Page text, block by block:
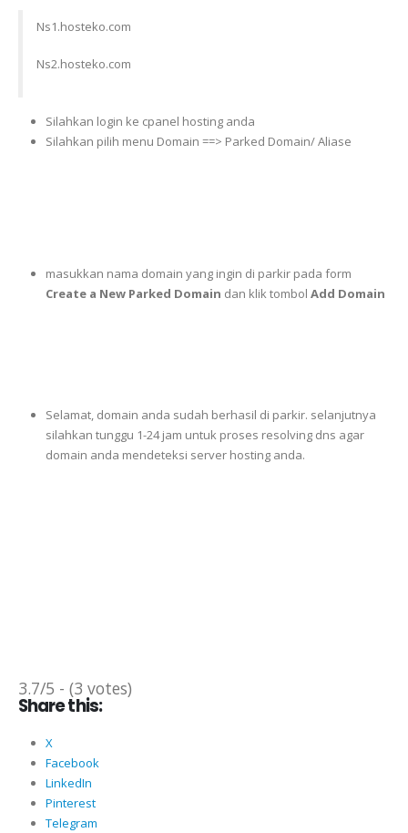
Ns1.hosteko.com
Ns2.hosteko.com
Silahkan login ke cpanel hosting anda
Silahkan pilih menu Domain ==> Parked Domain/ Aliase
masukkan nama domain yang ingin di parkir pada form
Create a New Parked Domain dan klik tombol Add Domain
Selamat, domain anda sudah berhasil di parkir. selanjutnya
silahkan tunggu 1-24 jam untuk proses resolving dns agar
domain anda mendeteksi server hosting anda.
3.7/5 - (3 votes)
Share this:
X
Facebook
LinkedIn
Pinterest
Telegram